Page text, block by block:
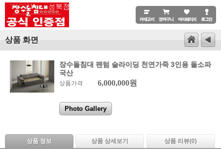
상품 화면
장수돌침대 팬텀 슬라이딩 천연가죽 3인용 돌소파
국산
상품가격 6,000,000원
Photo Gallery
상품 정보 상품 상세보기 상품 리뷰(0)